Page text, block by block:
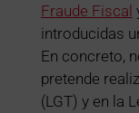
Fraude Fiscal
introducidas
En concreto,
pretende
(LGT) y en la